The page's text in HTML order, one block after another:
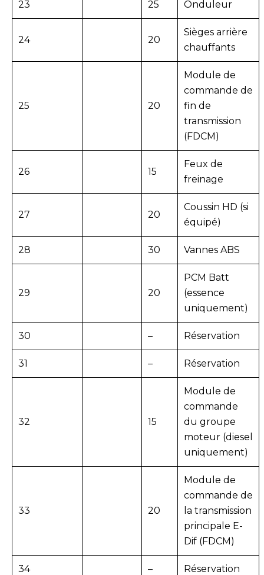
23 25 Onduleur
24 20
Sièges arrière
chauffants
25 20
Module de
commande de
fin de
transmission
(FDCM)
26 15
Feux de
freinage
27 20
Coussin HD (si
équipé)
28 30 Vannes ABS
29 20
PCM Batt
(essence
uniquement)
30 – Réservation
31 – Réservation
32 15
Module de
commande
du groupe
moteur (diesel
uniquement)
33 20
Module de
commande de
la transmission
principale E-
Dif (FDCM)
34 – Réservation